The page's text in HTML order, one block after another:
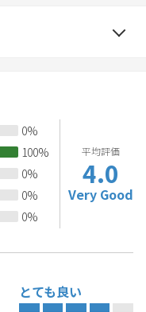
0%
100%
0%
0%
0%
平均評価
4.0
Very Good
とても良い